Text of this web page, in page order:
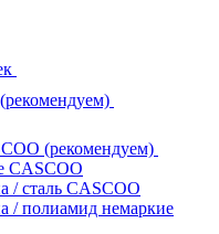
(рекомендуем)
CASCOO
/ сталь CASCOO
/ полиамид немаркие